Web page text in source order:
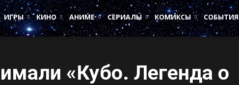
ИГРЫ
КИНО АНИМЕ СЕРИАЛЫ КОМИКСЫ СОБЫТИЯ
«Кубо. Легенда о